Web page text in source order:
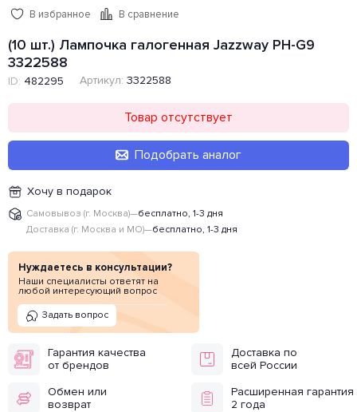
В избранное В сравнение
(10 шт.) Лампочка галогенная Jazzway PH-G9
3322588
ID: 482295 Артикул: 3322588
Товар отсутствует
Подобрать аналог
Хочу в подарок
Самовывоз (г. Москва)—бесплатно, 1-3 дня
Доставка (г. Москва и МО)—бесплатно, 1-3 дня
Нуждаетесь в консультации?
Наши специалисты ответят на
любой интересующий вопрос
Задать вопрос
Гарантия качества
от брендов
Доставка по
всей России
Обмен или
возврат
Расширенная гарантия
2 года